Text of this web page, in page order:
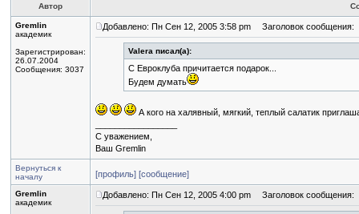
Автор
Gremlin
академик
Зарегистрирован:
26.07.2004
Сообщения: 3037
Добавлено: Пн Сен 12, 2005 3:58 pm Заголовок сообщения:
Valera писал(а):
С Евроклуба причитается подарок...
Будем думать
А кого на халявный, мягкий, теплый салатик
С уважением,
Ваш Gremlin
Вернуться к
началу
[профиль] [сообщение]
Gremlin
академик
Добавлено: Пн Сен 12, 2005 4:00 pm Заголовок сообщения: